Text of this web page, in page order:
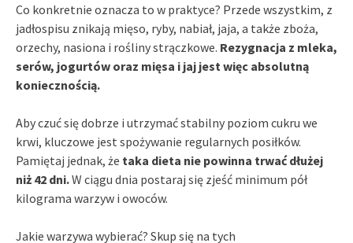
Co konkretnie oznacza to w praktyce? Przede wszystkim, z
jadłospisu znikają mięso, ryby, nabiał, jaja, a także zboża,
orzechy, nasiona i rośliny strączkowe. Rezygnacja z mleka,
serów, jogurtów oraz mięsa i jaj jest więc absolutną
koniecznością.
Aby czuć się dobrze i utrzymać stabilny poziom cukru we
krwi, kluczowe jest spożywanie regularnych posiłków.
Pamiętaj jednak, że taka dieta nie powinna trwać dłużej
niż 42 dni.W ciągu dnia postaraj się zjeść minimum pół
kilograma warzyw i owoców.
Jakie warzywa wybierać? Skup się na tych